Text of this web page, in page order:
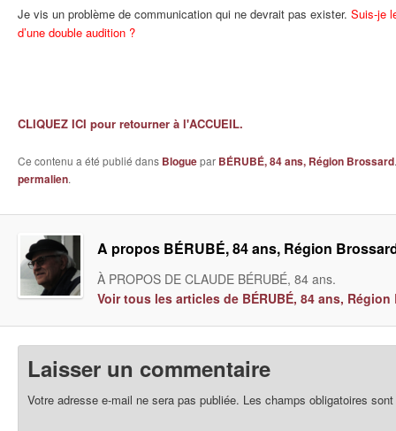
Je vis un problème de communication qui ne devrait pas exister. Suis-je
d’une double audition ?
CLIQUEZ ICI pour retourner à l'ACCUEIL.
Ce contenu a été publié dans Bloguepar BÉRUBÉ, 84 ans, Région Brossard
permalien.
A propos BÉRUBÉ, 84 ans, Région
À PROPOS DE CLAUDE BÉRUBÉ, 84 ans.
Voir tous les articles de BÉRUBÉ, 84 ans,
Laisser un commentaire
Votre adresse e-mail ne sera pas publiée. Les champs obligatoires